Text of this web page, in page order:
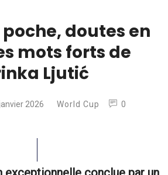
doutes en
mots forts de
Ljutić
2026 World Cup
0